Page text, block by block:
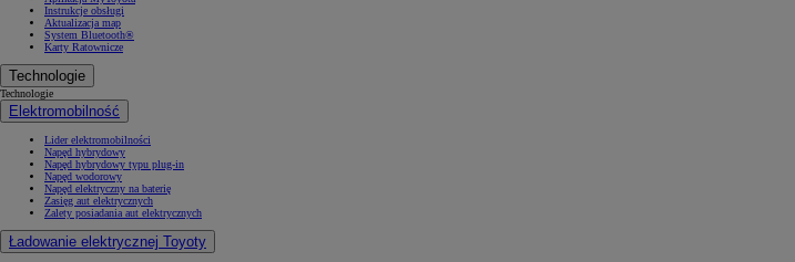
Instrukcje obsługi
Aktualizacja map
System Bluetooth®
Karty Ratownicze
Technologie
Technologie
Elektromobilność
Lider elektromobilności
Napęd hybrydowy
Napęd hybrydowy typu plug-in
Napęd wodorowy
Napęd elektryczny na baterię
Zasięg aut elektrycznych
Zalety posiadania aut elektrycznych
Ładowanie elektrycznej Toyoty